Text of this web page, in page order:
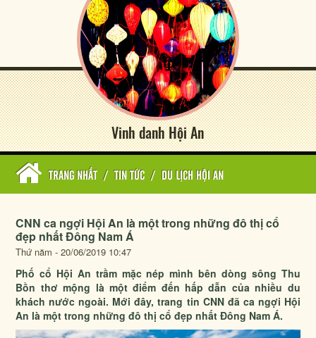
Vinh danh Hội An
TRANG NHẤT / TIN TỨC / DU LỊCH HỘI AN
CNN ca ngợi Hội An là một trong những đô thị cổ
đẹp nhất Đông Nam Á
Thứ năm - 20/06/2019 10:47
Phố cổ Hội An trầm mặc nép mình bên dòng sông Thu
Bồn thơ mộng là một điểm đến hấp dẫn của nhiều du
khách nước ngoài. Mới đây, trang tin CNN đã ca ngợi Hội
An là một trong những đô thị cổ đẹp nhất Đông Nam Á.